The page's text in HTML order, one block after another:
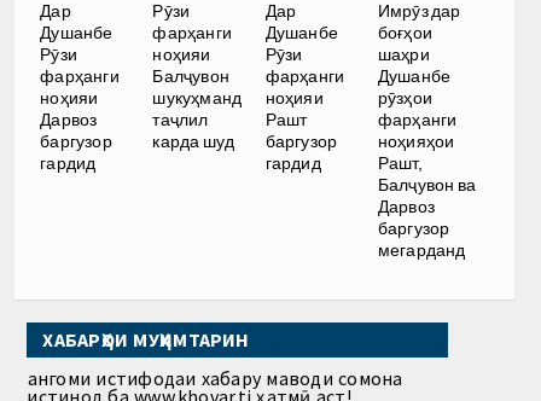
Дар
Душанбе
Рӯзи
фарҳанги
ноҳияи
Дарвоз
баргузор
гардид
Рӯзи
фарҳанги
ноҳияи
Балҷувон
шукуҳманд
таҷлил
карда шуд
Дар
Душанбе
Рӯзи
фарҳанги
ноҳияи
Рашт
баргузор
гардид
Имрӯз дар
боғҳои
шаҳри
Душанбе
рӯзҳои
фарҳанги
ноҳияҳои
Рашт,
Балҷувон ва
Дарвоз
баргузор
мегарданд
ХАБАРҲОИ МУҲИМТАРИН
Ҳангоми истифодаи хабару маводи сомона